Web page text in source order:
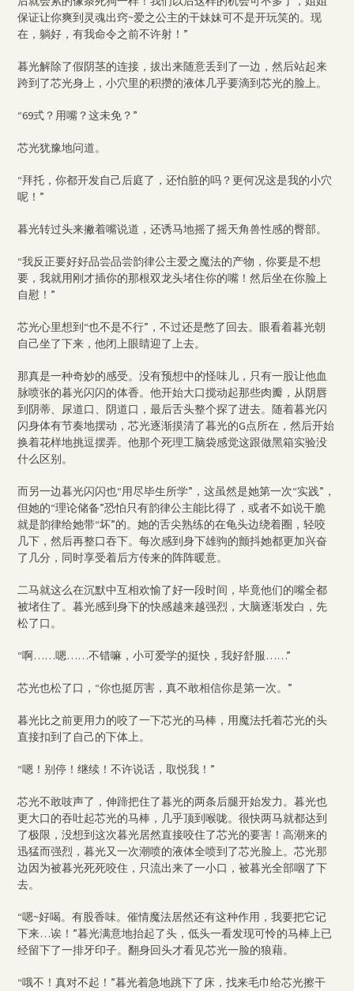
保证让你爽到灵魂出窍~爱之公主的干妹妹可不是开玩笑的。现
在，躺好，有我命令之前不许射！”
暮光解除了假阴茎的连接，拔出来随意丢到了一边，然后站起来
跨到了芯光身上，小穴里的积攒的液体几乎要滴到芯光的脸上。
“69式？用嘴？这未免？”
芯光犹豫地问道。
“拜托，你都开发自己后庭了，还怕脏的吗？更何况这是我的小穴
呢！”
暮光转过头来撇着嘴说道，还诱马地摇了摇天角兽性感的臀部。
“我反正要好好品尝品尝韵律公主爱之魔法的产物，你要是不想
要，我就用刚才插你的那根双龙头堵住你的嘴！然后坐在你脸上
自慰！”
芯光心里想到“也不是不行”，不过还是憋了回去。眼看着暮光朝
自己坐了下来，他闭上眼睛迎了上去。
那真是一种奇妙的感受。没有预想中的怪味儿，只有一股让他血
脉喷张的暮光闪闪的体香。他开始大口搅动起那些肉瓣，从阴唇
到阴蒂、尿道口、阴道口，最后舌头整个探了进去。随着暮光闪
闪身体有节奏地摆动，芯光逐渐摸清了暮光的G点所在，然后开始
换着花样地挑逗摆弄。他那个死理工脑袋感觉这跟做黑箱实验没
什么区别。
而另一边暮光闪闪也“用尽毕生所学”，这虽然是她第一次“实践”，
但她的“理论储备”恐怕只有韵律公主能比得了，或者不如说干脆
就是韵律给她带“坏”的。她的舌尖熟练的在龟头边绕着圈，轻咬
几下，然后再整口吞下。每次感到身下雄驹的颤抖她都更加兴奋
了几分，同时享受着后方传来的阵阵暖意。
二马就这么在沉默中互相欢愉了好一段时间，毕竟他们的嘴全都
被堵住了。暮光感到身下的快感越来越强烈，大脑逐渐发白，先
松了口。
“啊……嗯……不错嘛，小可爱学的挺快，我好舒服……”
芯光也松了口，“你也挺厉害，真不敢相信你是第一次。”
暮光比之前更用力的咬了一下芯光的马棒，用魔法托着芯光的头
直接扣到了自己的下体上。
“嗯！别停！继续！不许说话，取悦我！”
芯光不敢吱声了，伸蹄把住了暮光的两条后腿开始发力。暮光也
更大口的吞吐起芯光的马棒，几乎顶到喉咙。很快两马就都达到
了极限，没想到这次暮光居然直接咬住了芯光的要害！高潮来的
迅猛而强烈，暮光又一次潮喷的液体全喷到了芯光脸上。芯光那
边因为被暮光死死咬住，只流出来了一小口，被暮光全部咽了下
去。
“嗯~好喝。有股香味。催情魔法居然还有这种作用，我要把它记
下来…诶！”暮光满意地抬起了头，低头一看发现可怜的马棒上已
经留下了一排牙印子。翻身回头才看见芯光一脸的狼藉。
“哦不！真对不起！”暮光着急地跳下了床，找来毛巾给芯光擦干